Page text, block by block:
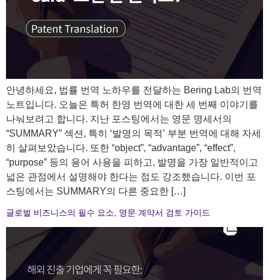
안녕하세요, 법률 번역 노하우를 전달하는 Bering Lab의 번역
노트입니다. 오늘은 특허 한영 번역에 대한 세 번째 이야기를
나눠보려고 합니다. 지난 포스팅에서는 영문 명세서의
“SUMMARY” 섹션, 특히 ‘발명의 목적’ 부분 번역에 대해 자세
히 살펴보았습니다. 또한 “object”, “advantage”, “effect”,
“purpose” 등의 용어 사용을 피하고, 발명을 가장 일반적이고
넓은 관점에서 설명해야 한다는 점도 강조했습니다. 이번 포
스팅에서는 SUMMARY의 다른 중요한 […]
글로벌 비즈니스의 필수 요소, 영문 계약서 검토 가이드